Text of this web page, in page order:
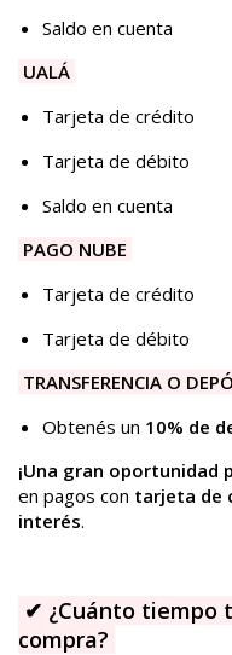
Saldo en cuenta
UALÁ
Tarjeta de crédito
Tarjeta de débito
Saldo en cuenta
PAGO NUBE
Tarjeta de crédito
Tarjeta de débito
TRANSFERENCIA O
Obtenés un 10% de
¡Una gran oportunidad
en pagos con tarjeta de
interés.
✔ ¿Cuánto tiempo
compra?